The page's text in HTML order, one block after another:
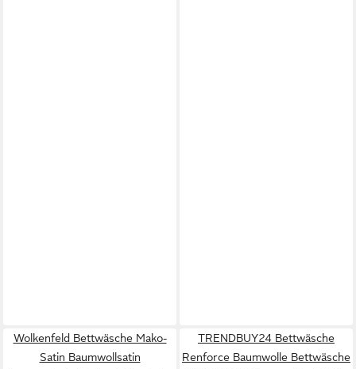
Wolkenfeld Bettwäsche Mako-
Satin Baumwollsatin
TRENDBUY24 Bettwäsche
Renforce Baumwolle Bettwäsche